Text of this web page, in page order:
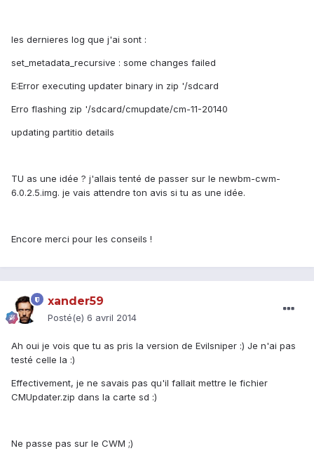
les dernieres log que j'ai sont :
set_metadata_recursive : some changes failed
E:Error executing updater binary in zip '/sdcard
Erro flashing zip '/sdcard/cmupdate/cm-11-20140
updating partitio details
TU as une idée ? j'allais tenté de passer sur le newbm-cwm-
6.0.2.5.img. je vais attendre ton avis si tu as une idée.
Encore merci pour les conseils !
xander59
Posté(e) 6 avril 2014
Ah oui je vois que tu as pris la version de Evilsniper :) Je n'ai pas
testé celle la :)
Effectivement, je ne savais pas qu'il fallait mettre le fichier
CMUpdater.zip dans la carte sd :)
Ne passe pas sur le CWM ;)